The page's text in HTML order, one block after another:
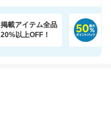
掲載アイテム全品
20%以上OFF！